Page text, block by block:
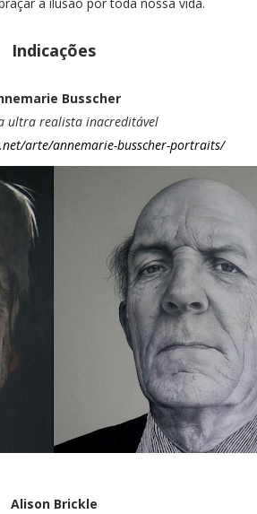
Indicações
Busscher
ultra realista inacreditável
arte/annemarie-busscher-portraits/
Alison Brickle